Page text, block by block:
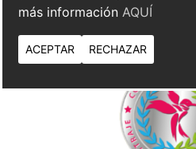
más información AQUÍ
ACEPTAR RECHAZAR